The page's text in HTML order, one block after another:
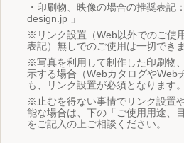
・印刷物、映像の場合の推奨表記
design.jp 」
※リンク設置（Web以外でのご使
表記）無しでのご使用は一切できま
※写真を利用して制作した印刷物
示する場合（WebカタログやWeb
も、リンク設置が必須となります。
※止むを得ない事情でリンク設置
能な場合は、下の「ご使用用途、
をご記入の上ご相談ください。